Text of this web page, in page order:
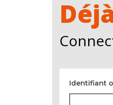
Identifiant